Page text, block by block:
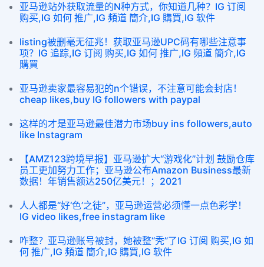
亚马逊站外获取流量的N种方式，你知道几种？IG 订阅
购买,IG 如何 推广,IG 頻道 簡介,IG 購買,IG 软件
listing被删毫无征兆！获取亚马逊UPC码有哪些注意事
项？IG 追踪,IG 订阅 购买,IG 如何 推广,IG 頻道 簡介,IG
購買
亚马逊卖家最容易犯的n个错误，不注意可能会封店！
cheap likes,buy IG followers with paypal
这样的才是亚马逊最佳潜力市场buy ins followers,auto
like Instagram
【AMZ123跨境早报】亚马逊扩大“游戏化”计划 鼓励仓库
员工更加努力工作；亚马逊公布Amazon Business最新
数据！年销售额达250亿美元！；2021
人人都是“好‘色’之徒”，亚马逊运营必须懂一点色彩学！
IG video likes,free instagram like
咋整？亚马逊账号被封，她被整“秃”了IG 订阅 购买,IG 如
何 推广,IG 頻道 簡介,IG 購買,IG 软件